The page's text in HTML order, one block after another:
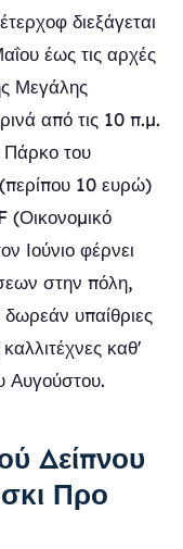
διεξάγεται
έως τις αρχές
Μεγάλης
από τις 10 π.μ.
Πάρκο του
10 ευρώ)
(Οικονομικό
Ιούνιο φέρνει
στην πόλη,
υπαίθριες
καθ'
Αυγούστου.
Δείπνου
Προ